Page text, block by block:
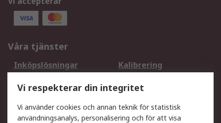
Våra tjänster
Inköpslösningar
Kalibrering
DesignSpark
Teknisk Support
Ditt lokala säljteam
Exportlösningar
Vi respekterar din integritet
Vi använder cookies och annan teknik för statistisk
användningsanalys, personalisering och för att visa